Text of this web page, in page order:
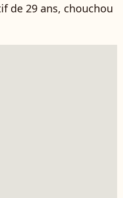
de 29 ans, chouchou